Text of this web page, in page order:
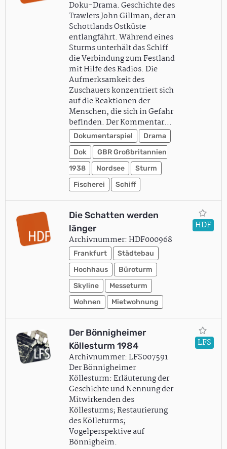
Doku-Drama. Geschichte des
Trawlers John Gillman, der an
Schottlands Ostküste
entlangfährt. Während eines
Sturms unterhält das Schiff
die Verbindung zum Festland
mit Hilfe des Radios. Die
Aufmerksamkeit des
Zuschauers konzentriert sich
auf die Reaktionen der
Menschen, die sich in Gefahr
befinden. Der Kommentar…
Dokumentarspiel
Drama
Dok
GBR Großbritannien
1938
Nordsee
Sturm
Fischerei
Schiff
Die Schatten werden
länger
Archivnummer: HDF000968
Frankfurt
Städtebau
Hochhaus
Büroturm
Skyline
Messeturm
Wohnen
Mietwohnung
HDF
Der Bönnigheimer
Köllesturm 1984
Archivnummer: LFS007591
Der Bönnigheimer
Köllesturm: Erläuterung der
Geschichte und Nennung der
Mitwirkenden des
Köllesturms; Restaurierung
des Kölleturms;
Vogelperspektive auf
Bönnigheim.
LFS